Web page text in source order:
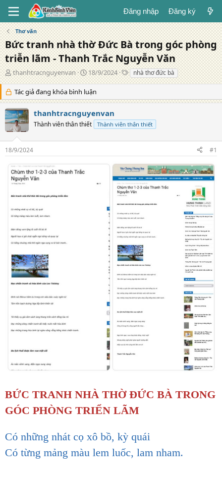
Đăng nhập Đăng ký
Thơ văn
Bức tranh nhà thờ Đức Bà trong góc phòng
triễn lãm - Thanh Trắc Nguyễn Văn
T
á
c
g
i
ả
thanhtracnguyenvan
N
g
à
y
ă
n
18/9/2024
T
ừ
h
nhà thơ đức bà
Tác giả đang khóa bình luận
thanhtracnguyenvan
Thành viên thân thiết Thành viên thân thiết
18/9/2024 #1
BỨC TRANH NHÀ THỜ ĐỨC BÀ TRONG
GÓC PHÒNG TRIỂN LÃM
Có những nhát cọ xô bồ, kỳ quái
Có từng mảng màu lem luốc, lam nham.